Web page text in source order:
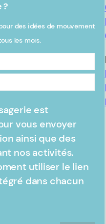
?
des idées de mouvement
les mois.
est
vous envoyer
ainsi que des
nos activités.
utiliser le lien
dans chacun